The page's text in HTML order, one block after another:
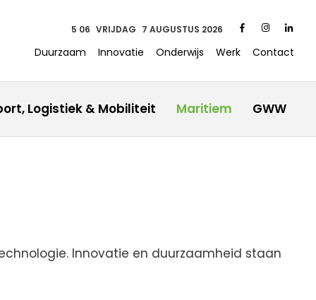
5 06 VRIJDAG 7 AUGUSTUS 2026
Duurzaam Innovatie Onderwijs Werk Contact
Logistiek & Mobiliteit Maritiem GWW
Innovatie en duurzaamheid staan